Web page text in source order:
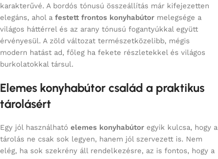
karakterűvé. A bordós tónusú összeállítás már kifejezetten
elegáns, ahol a festett frontos konyhabútor melegsége a
világos háttérrel és az arany tónusú fogantyúkkal együtt
érvényesül. A zöld változat természetközelibb, mégis
modern hatást ad, főleg ha fekete részletekkel és világos
burkolatokkal társul.
Elemes konyhabútor család a praktikus
tárolásért
Egy jól használható elemes konyhabútor egyik kulcsa, hogy a
tárolás ne csak sok legyen, hanem jól szervezett is. Nem
elég, ha sok szekrény áll rendelkezésre, az is fontos, hogy a